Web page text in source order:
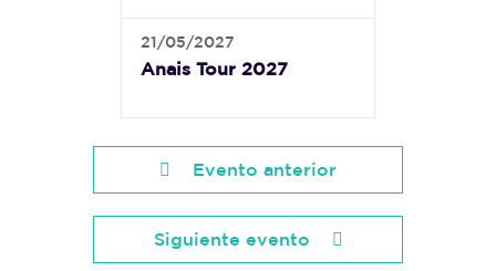
21/05/2027
Anais Tour 2027
Evento anterior
Siguiente evento